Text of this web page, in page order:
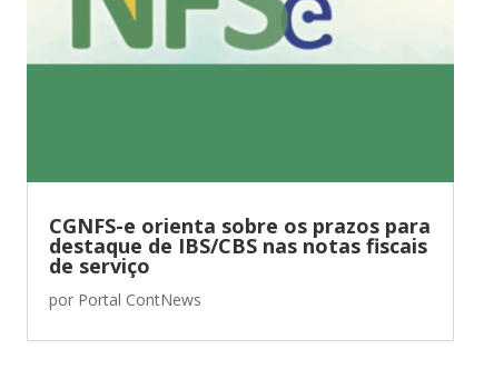
CGNFS-e orienta sobre os prazos para
destaque de IBS/CBS nas notas fiscais
de serviço
por Portal ContNews